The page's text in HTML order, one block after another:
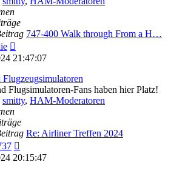
747-400 Walk through From a H…
Beitrag
21:47:07
Flugsimulatoren-Fans haben hier Platz!
smitty, HAM-Moderatoren
Re: Airliner Treffen 2024
Beitrag
20:15:47